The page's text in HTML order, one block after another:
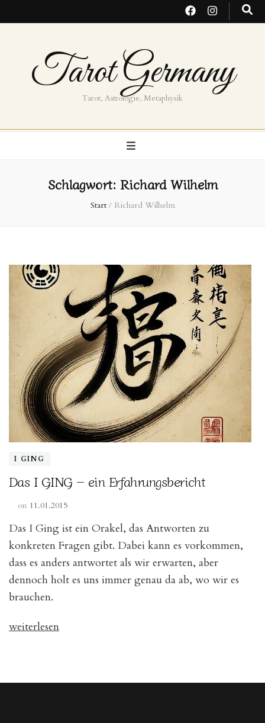
Tarot Germany
Tarot, Astrologie, Metaphysik
Schlagwort: Richard Wilhelm
Start / Richard Wilhelm
I GING
Das I GING – ein Erfahrungsbericht
on 11.01.2015
Das I Ging ist ein Orakel, das Antworten zu
konkreten Fragen gibt. Dabei kann es vorkommen,
dass es anders antwortet als wir erwarten, aber
dennoch holt es uns immer genau da ab, wo wir es
brauchen.
„Das
weiterlesen